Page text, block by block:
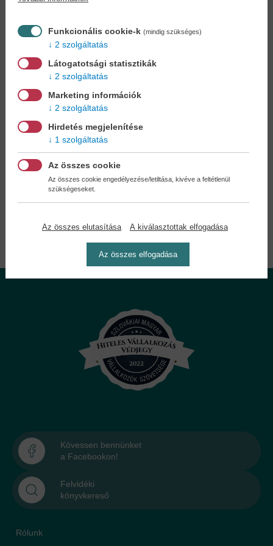
könyvet - tumultus nélkül!
Kedvezmények, nyereményjátékok,
bónuszok- tegye próbára a Könyvklub szolgáltatását
Ön is!
Alegelőnyösebb postaköltséggelszámoljon!
Önnek semmiféle kötelezettsége a Családi
Kövessen bennünket
a Facebookon!
Felvidéki
könyvkereső
Rólunk
Funkcionális cookie-k (mindig szükséges)
2 szolgáltatás
Látogatotsági statisztikák
2 szolgáltatás
Marketing információk
2 szolgáltatás
Hirdetés megjelenítése
1 szolgáltatás
Az összes cookie
Az összes cookie engedélyezése/letiltása, kivéve a feltétlenül
szükségeseket.
Az összes elutasítása A kiválasztottak elfogadása
Az összes elfogadása